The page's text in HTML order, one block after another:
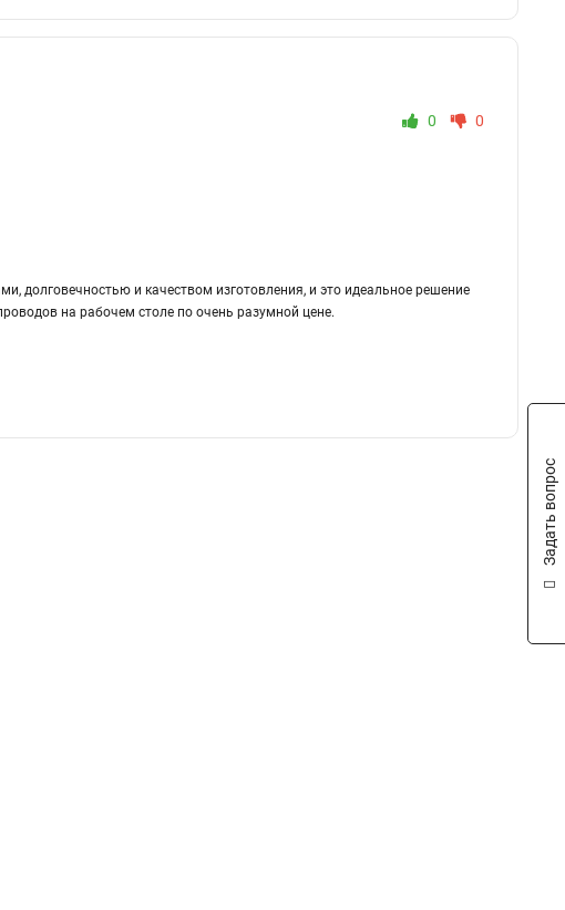
0 0
долговечностью и качеством изготовления, и это идеальное решение
на рабочем столе по очень разумной цене.
Задать вопрос